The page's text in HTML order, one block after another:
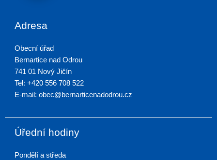
Adresa
Obecní úřad
Bernartice nad Odrou
741 01 Nový Jičín
Tel: +420 556 708 522
E-mail: obec@bernarticenadodrou.cz
Úřední hodiny
Pondělí a středa